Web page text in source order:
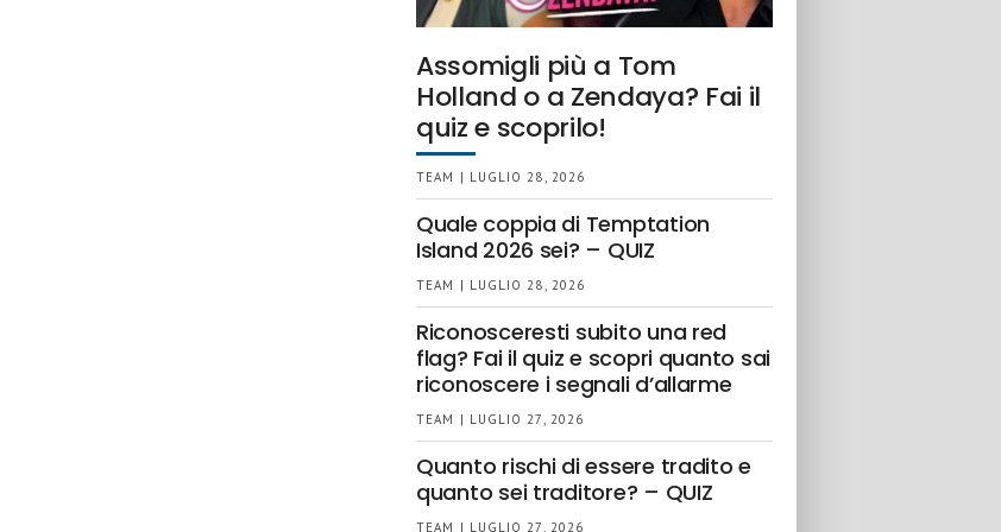
Assomigli più a Tom
Holland o a Zendaya? Fai il
quiz e scoprilo!
TEAM | LUGLIO 28, 2026
Quale coppia di Temptation
Island 2026 sei? – QUIZ
TEAM | LUGLIO 28, 2026
Riconosceresti subito una red
flag? Fai il quiz e scopri quanto sai
riconoscere i segnali d’allarme
TEAM | LUGLIO 27, 2026
Quanto rischi di essere tradito e
quanto sei traditore? – QUIZ
TEAM | LUGLIO 27, 2026